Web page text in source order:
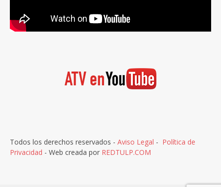
Todos los derechos reservados - Aviso Legal - Política de
Privacidad - Web creada por REDTULP.COM